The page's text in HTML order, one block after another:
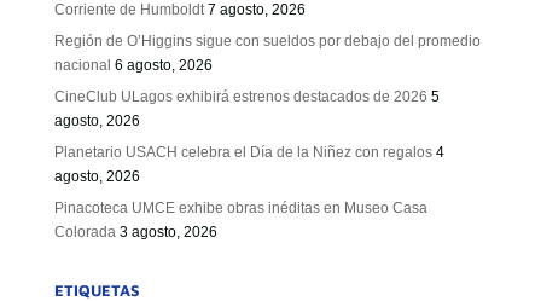
Corriente de Humboldt 7 agosto, 2026
Región de O’Higgins sigue con sueldos por debajo del promedio
nacional 6 agosto, 2026
CineClub ULagos exhibirá estrenos destacados de 2026 5
agosto, 2026
Planetario USACH celebra el Día de la Niñez con regalos 4
agosto, 2026
Pinacoteca UMCE exhibe obras inéditas en Museo Casa
Colorada 3 agosto, 2026
ETIQUETAS